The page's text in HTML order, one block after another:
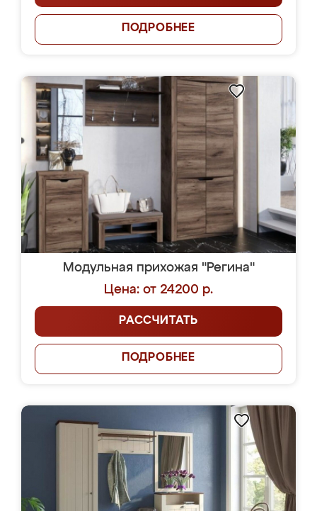
ПОДРОБНЕЕ
Модульная прихожая "Регина"
Цена: от 24200 р.
РАССЧИТАТЬ
ПОДРОБНЕЕ